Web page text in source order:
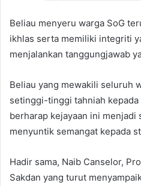
Beliau menyeru warga SoG
ikhlas serta memiliki integriti
menjalankan tanggungjawab
Beliau yang mewakili seluruh
setinggi-tinggi tahniah
berharap kejayaan ini menjadi
menyuntik semangat kepada
Hadir sama, Naib Canselor,
Sakdan yang turut